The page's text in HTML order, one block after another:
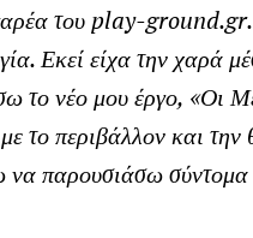
του play-ground.gr
Εκεί είχα την χαρά
το νέο μου έργο, «Οι
το περιβάλλον και την
να παρουσιάσω